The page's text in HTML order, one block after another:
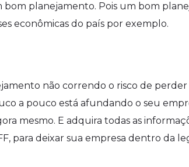
bom planejamento. Pois um bom
econômicas do país por exemplo.
não correndo o risco de
a pouco está afundando o seu
mesmo. E adquira todas as
para deixar sua empresa dentro da